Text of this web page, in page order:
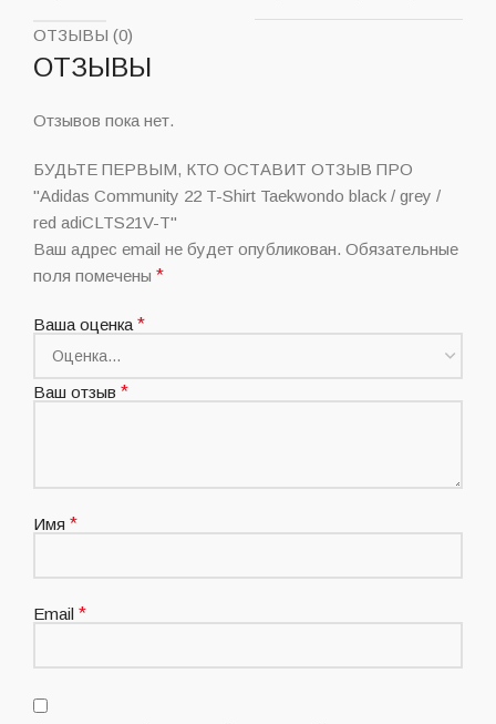
ОТЗЫВЫ (0)
ОТЗЫВЫ
Отзывов пока нет.
БУДЬТЕ ПЕРВЫМ, КТО ОСТАВИТ ОТЗЫВ ПРО
"Adidas Community 22 T-Shirt Taekwondo black / grey /
red adiCLTS21V-T"
Ваш адрес email не будет опубликован. Обязательные
поля помечены *
Ваша оценка *
Ваш отзыв *
Имя *
Email *